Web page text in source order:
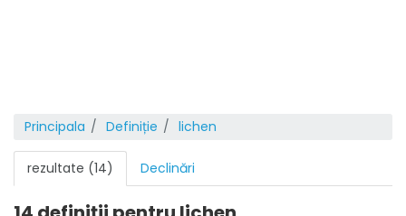
Principala Definiție lichen
rezultate (14) Declinări